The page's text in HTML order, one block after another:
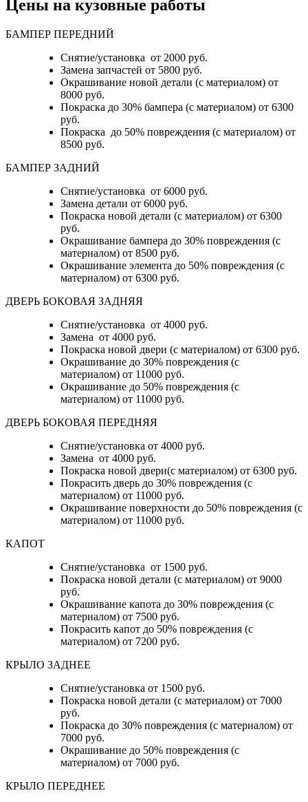
Цены на кузовные работы
БАМПЕР ПЕРЕДНИЙ
Снятие/установка от 2000 руб.
Замена запчастей от 5800 руб.
Окрашивание новой детали (с материалом) от
8000 руб.
Покраска до 30% бампера (с материалом) от 6300
руб.
Покраска до 50% повреждения (с материалом) от
8500 руб.
БАМПЕР ЗАДНИЙ
Снятие/установка от 6000 руб.
Замена детали от 6000 руб.
Покраска новой детали (с материалом) от 6300
руб.
Окрашивание бампера до 30% повреждения (с
материалом) от 8500 руб.
Окрашивание элемента до 50% повреждения (с
материалом) от 6300 руб.
ДВЕРЬ БОКОВАЯ ЗАДНЯЯ
Снятие/установка от 4000 руб.
Замена от 4000 руб.
Покраска новой двери (с материалом) от 6300 руб.
Окрашивание до 30% повреждения (с
материалом) от 11000 руб.
Окрашивание до 50% повреждения (с
материалом) от 11000 руб.
ДВЕРЬ БОКОВАЯ ПЕРЕДНЯЯ
Снятие/установка от 4000 руб.
Замена от 4000 руб.
Покраска новой двери(с материалом) от 6300 руб.
Покрасить дверь до 30% повреждения (с
материалом) от 11000 руб.
Окрашивание поверхности до 50% повреждения (с
материалом) от 11000 руб.
КАПОТ
Снятие/установка от 1500 руб.
Покраска новой детали (с материалом) от 9000
руб.
Окрашивание капота до 30% повреждения (с
материалом) от 7500 руб.
Покрасить капот до 50% повреждения (с
материалом) от 7200 руб.
КРЫЛО ЗАДНЕЕ
Снятие/установка от 1500 руб.
Покраска новой детали (с материалом) от 7000
руб.
Покраска до 30% повреждения (с материалом) от
7000 руб.
Окрашивание до 50% повреждения (с
материалом) от 7000 руб.
КРЫЛО ПЕРЕДНЕЕ